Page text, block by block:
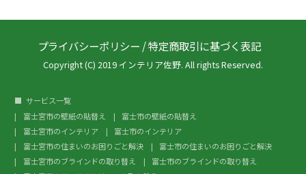
プライバシーポリシー /特定商取引に基づく表記
Copyright (C) 2019 インテリア佐野. All rights Reserved.
サービス一覧
富士宮市の壁紙の貼替え
富士市の壁紙の貼替え
富士宮市のインテリア
富士市のインテリア
富士宮市の住まいのお困りごと解決
富士市の住まいのお困りごと解決
富士宮市のブラインドの取り替え
富士市のブラインドの取り替え